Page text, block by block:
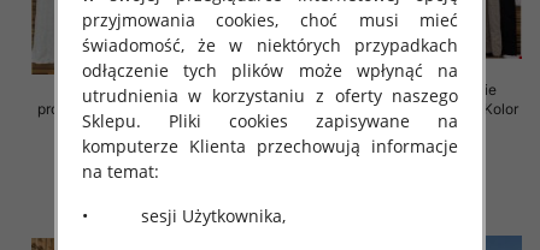
Spodnie damskie (Włoskie
produkt) Roz Standard, Mix Kolor
Paczka 5 szt
56.00 zł
Spodnie damskie (Włoskie
produkt) Roz Standard, Mix Kolor
Paczka 5 szt
47.00 zł
przyjmowania cookies, choć musi mieć
świadomość, że w niektórych przypadkach
odłączenie tych plików może wpłynąć na
utrudnienia w korzystaniu z oferty naszego
Sklepu. Pliki cookies zapisywane na
komputerze Klienta przechowują informacje
na temat:
• sesji Użytkownika,